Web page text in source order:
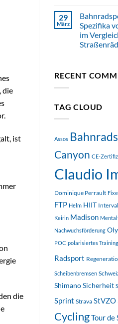
die
ist
die
29
März
Spezifika
im
RECENT
TAG CLOUD
Assos
Canyon CE-
Claudio
Dominique Perrault
FTP Helm HIIT
Keirin Madison
Nachwuchsförderung
POC polarisiertes Training
Radsport
Scheibenbremsen
ShimanoSicherheit
Sprint Strava StVZO
CyclingTour de